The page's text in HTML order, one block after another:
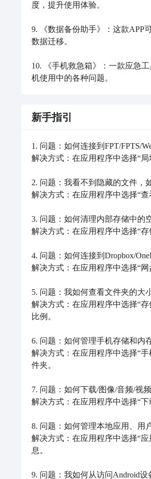
度，提升使用体验。
9. 《数据备份助手》：这款APP
数据迁移。
10. 《手机救急箱》：一款应急
机使用中的各种问题。
新手指引
1. 问题：如何连接到FPT/FPTS/
解决方式：在应用程序中选择“
2. 问题：我看不到隐藏的文件，
解决方式：在应用程序中选择“
3. 问题：如何清理内部存储中的
解决方式：在应用程序中选择“
4. 问题：如何连接到Dropbox/
解决方式：在应用程序中选择“
5. 问题：我如何查看文件夹的大
解决方式：在应用程序中选择“
比例。
6. 问题：如何管理手机存储和内
解决方式：在应用程序中选择“
件夹。
7. 问题：如何下载/图像/音频/视
解决方式：在应用程序中选择“
8. 问题：如何管理本地应用、用
解决方式：在应用程序中选择“
息。
9. 问题：我如何从访问Android